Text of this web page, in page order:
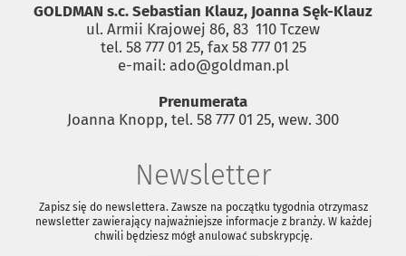
GOLDMAN s.c. Sebastian Klauz, Joanna Sęk-Klauz
ul. Armii Krajowej 86, 83 ­ 110 Tczew
tel. 58 777 01 25, fax 58 777 01 25
e-mail: ado@goldman.pl
Prenumerata
Joanna Knopp, tel. 58 777 01 25, wew. 300
Newsletter
Zapisz się do newslettera. Zawsze na początku tygodnia otrzymasz
newsletter zawierający najważniejsze informacje z branży. W każdej
chwili będziesz mógł anulować subskrypcję.